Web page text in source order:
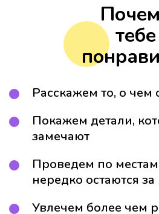
тебе
Расскажем то, о
Покажем детали,
замечают
Проведем по
нередко остаются
Увлечем более чем